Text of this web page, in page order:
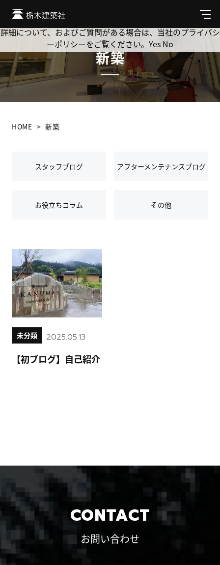
メ
ニ
ュ
新築
HOME 新築
スタッフブログ アフターメンテナンスブログ
お役立ちコラム その他
【初ブログ】自己紹介
未分類 2025.05.13
CONTACT
お問い合わせ
Cookie を使用して、お客様の活動を追跡してもよろしいです
か? 当社ではお客様のプライバシーを極めて重視しています。
詳細について、およびご質問がある場合は、当社のプライバシ
ーポリシーをご覧ください。 Yes No